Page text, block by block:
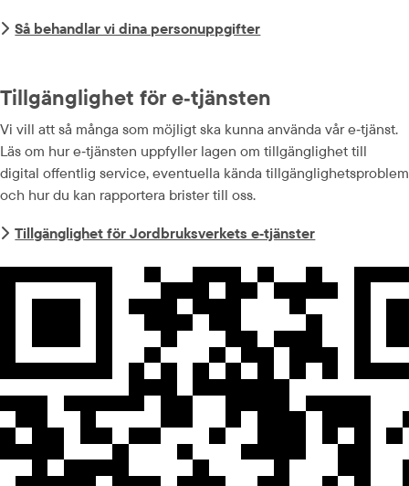
Så behandlar vi dina personuppgifter
Tillgänglighet för e‑tjänsten
Vi vill att så många som möjligt ska kunna använda vår e‑tjänst.
Läs om hur e‑tjänsten uppfyller lagen om tillgänglighet till
digital offentlig service, eventuella kända tillgänglighets­problem
och hur du kan rapportera brister till oss.
Tillgänglighet för Jordbruksverkets e‑tjänster